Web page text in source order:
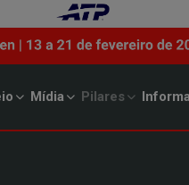
Mídia Pilares